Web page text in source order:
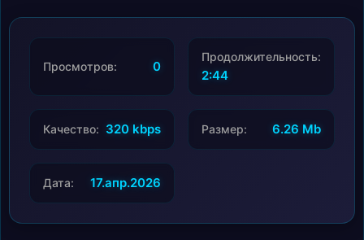
Просмотров: 0
Продолжительность:
2:44
Качество: 320 kbps Размер: 6.26 Mb
Дата: 17.апр.2026